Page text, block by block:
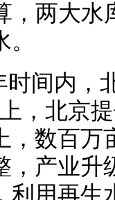
，两大
时间内，
，北京
，数百万
，产业
利用再生